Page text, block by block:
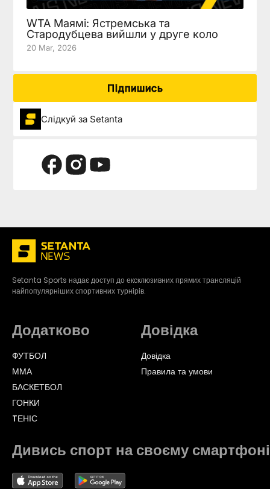
WTA Маямі: Ястремська та
Стародубцева вийшли у друге коло
20 Mar, 2026
Підпишись
Слідкуй за Setanta
Setanta Sports надає доступ до ексклюзивних прямих трансляцій
найпопулярніших спортивних турнірів.
Додатково
ФУТБОЛ
ММА
БАСКЕТБОЛ
ГОНКИ
TЕНІС
Довідка
Довідка
Правила та умови
Дивись спорт на своєму смартфоні